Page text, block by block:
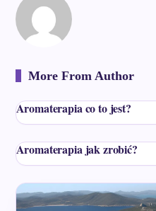
More From Author
Aromaterapia co to jest?
Aromaterapia jak zrobić?